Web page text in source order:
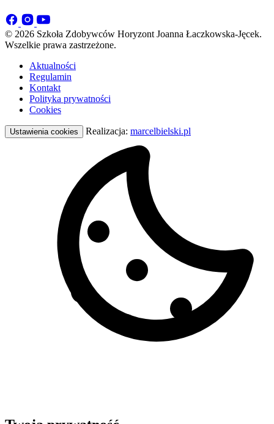
© 2026 Szkoła Zdobywców Horyzont Joanna Łaczkowska-Jęcek.
Wszelkie prawa zastrzeżone.
Aktualności
Regulamin
Kontakt
Polityka prywatności
Cookies
Ustawienia cookies Realizacja: marcelbielski.pl